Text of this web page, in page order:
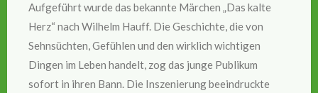
Aufgeführt wurde das bekannte Märchen „Das kalte
Herz“ nach Wilhelm Hauff. Die Geschichte, die von
Sehnsüchten, Gefühlen und den wirklich wichtigen
Dingen im Leben handelt, zog das junge Publikum
sofort in ihren Bann. Die Inszenierung beeindruckte